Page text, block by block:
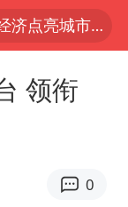
以“新”破局 首发经济点亮城市消费活力
领衔
0